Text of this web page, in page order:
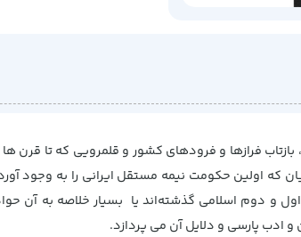
فرازها و فرودهای کشور و قلمرویی که تا قرن
که اولین حکومت نیمه مستقل ایرانی را به وجود
و دوم اسلامی گذشته‌اند یا بسیار خلاصه به آن
و ادب پارسی و دلایل آن می پردازد.